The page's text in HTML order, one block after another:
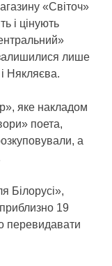
«Світоч»
і цінують
лише
Някляєва.
яке накладом
поета,
а
Білорусі»,
19
перевидавати